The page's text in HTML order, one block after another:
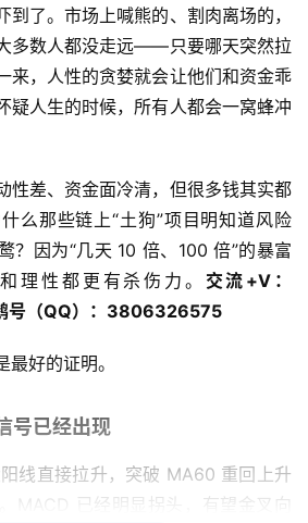
到了。市场上喊熊的、割肉离场的，
多数人都没走远——只要哪天突然拉
来，人性的贪婪就会让他们和资金乖
疑人生的时候，所有人都会一窝蜂冲
性差、资金面冷清，但很多钱其实都
么那些链上“土狗”项目明知道风险
？因为“几天 10 倍、100 倍”的暴富
理性都更有杀伤力。 交流+V：
号（QQ）：3806326575
好的证明。
号已经出现
线直接拉升，突破 MA60 重回上升
MACD 已经明显拐头，有望金叉向